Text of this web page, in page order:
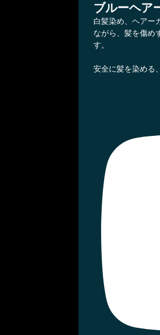
ブルーヘア
白髪染め、ヘアー
ながら、髪を傷め
す。
安全に髪を染める